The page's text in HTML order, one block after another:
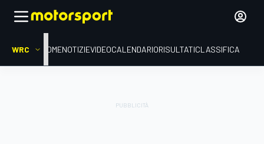
WRC HOMENOTIZIEVIDEOCALENDARIORISULTATICLASSIFICA